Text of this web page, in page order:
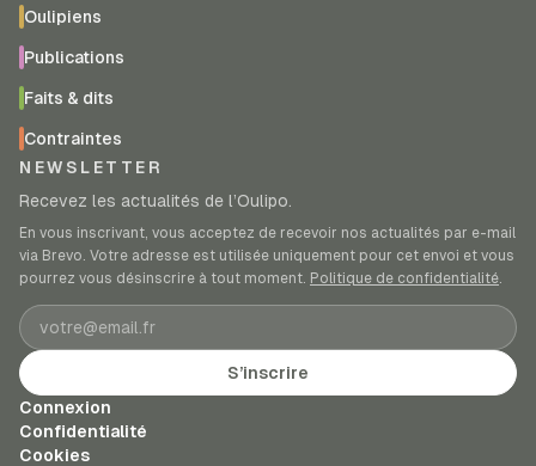
Oulipiens
Publications
Faits & dits
Contraintes
NEWSLETTER
Recevez les actualités de l’Oulipo.
En vous inscrivant, vous acceptez de recevoir nos actualités par e-mail
via Brevo. Votre adresse est utilisée uniquement pour cet envoi et vous
pourrez vous désinscrire à tout moment. Politique de confidentialité.
Adresse e-mail
S’inscrire
Connexion
Confidentialité
Cookies